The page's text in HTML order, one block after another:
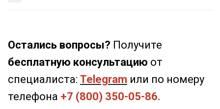
Остались вопросы? Получите
бесплатную консультацию от
специалиста: Telegram или по номеру
телефона +7 (800) 350-05-86.